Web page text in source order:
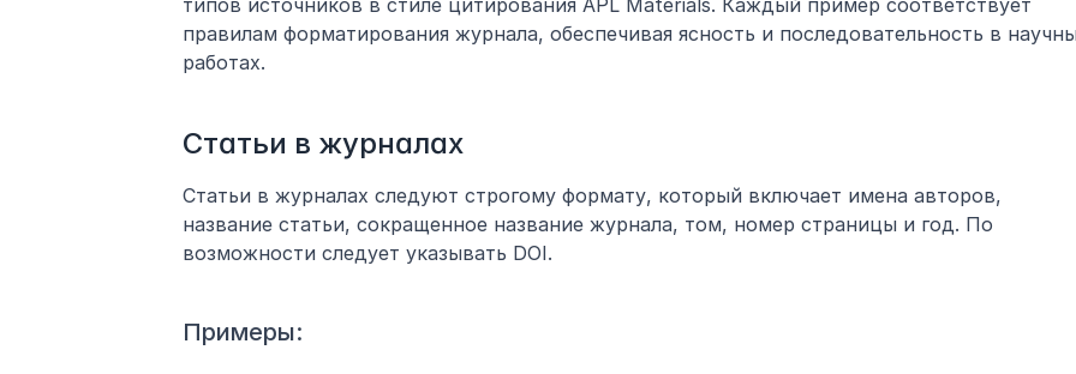
типов источников в стиле цитирования APL Materials. Каждый пример соответствует
правилам форматирования журнала, обеспечивая ясность и последовательность в
работах.
Статьи в журналах
Статьи в журналах следуют строгому формату, который включает имена авторов,
название статьи, сокращенное название журнала, том, номер страницы и год. По
возможности следует указывать DOI.
Примеры: